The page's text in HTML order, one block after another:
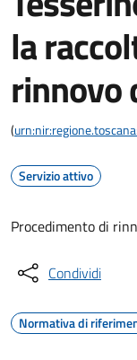
la
rinnovo
(
Servizio attivo
Procedimento di
Condividi
Normativa di